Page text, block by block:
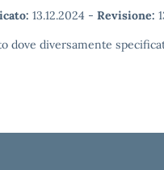
13.12.2024 - Revisione:
dove diversamente